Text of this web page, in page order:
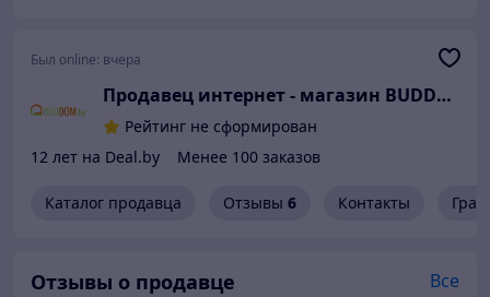
Был online: вчера
Продавец интернет - магазин
Рейтинг не сформирован
12 лет на Deal.by
Менее 100 заказов
Каталог продавца Отзывы 6 Контакты
Отзывы о продавце Все